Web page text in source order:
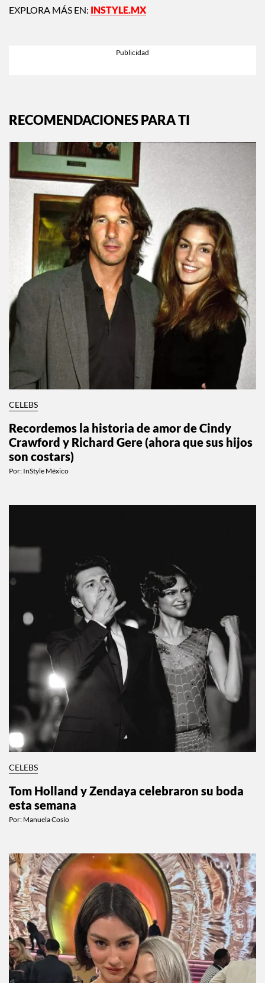
EXPLORA MÁS EN: INSTYLE.MX
RECOMENDACIONES PARA TI
CELEBS
Recordemos la historia de amor de Cindy
Crawford y Richard Gere (ahora que sus hijos
son costars)
Por: InStyle México
CELEBS
Tom Holland y Zendaya celebraron su boda
esta semana
Por: Manuela Cosío